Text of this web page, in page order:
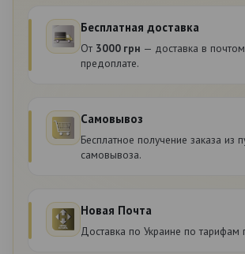
Бесплатная доставка
От 3000 грн — доставка в
предоплате.
Самовывоз
Бесплатное получение заказа из
самовывоза.
Новая Почта
Доставка по Украине по тарифам